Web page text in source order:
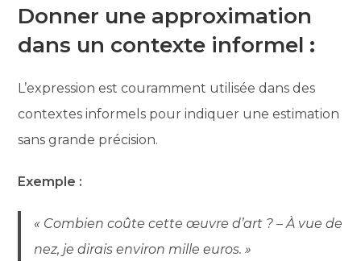
Donner une approximation
dans un contexte informel :
L’expression est couramment utilisée dans des
contextes informels pour indiquer une estimation
sans grande précision.
Exemple :
« Combien coûte cette œuvre d’art ? – À vue de
nez, je dirais environ mille euros. »